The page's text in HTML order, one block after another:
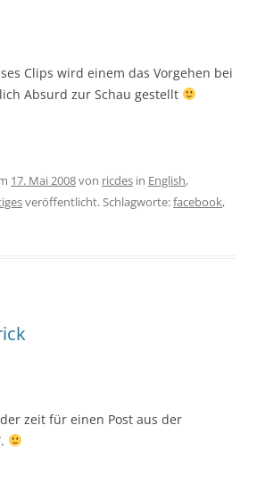
Clips wird einem das Vorgehen bei
Absurd zur Schau gestellt
17. Mai 2008von ricdes in English,
veröffentlicht. Schlagworte:facebook,
zeit für einen Post aus der